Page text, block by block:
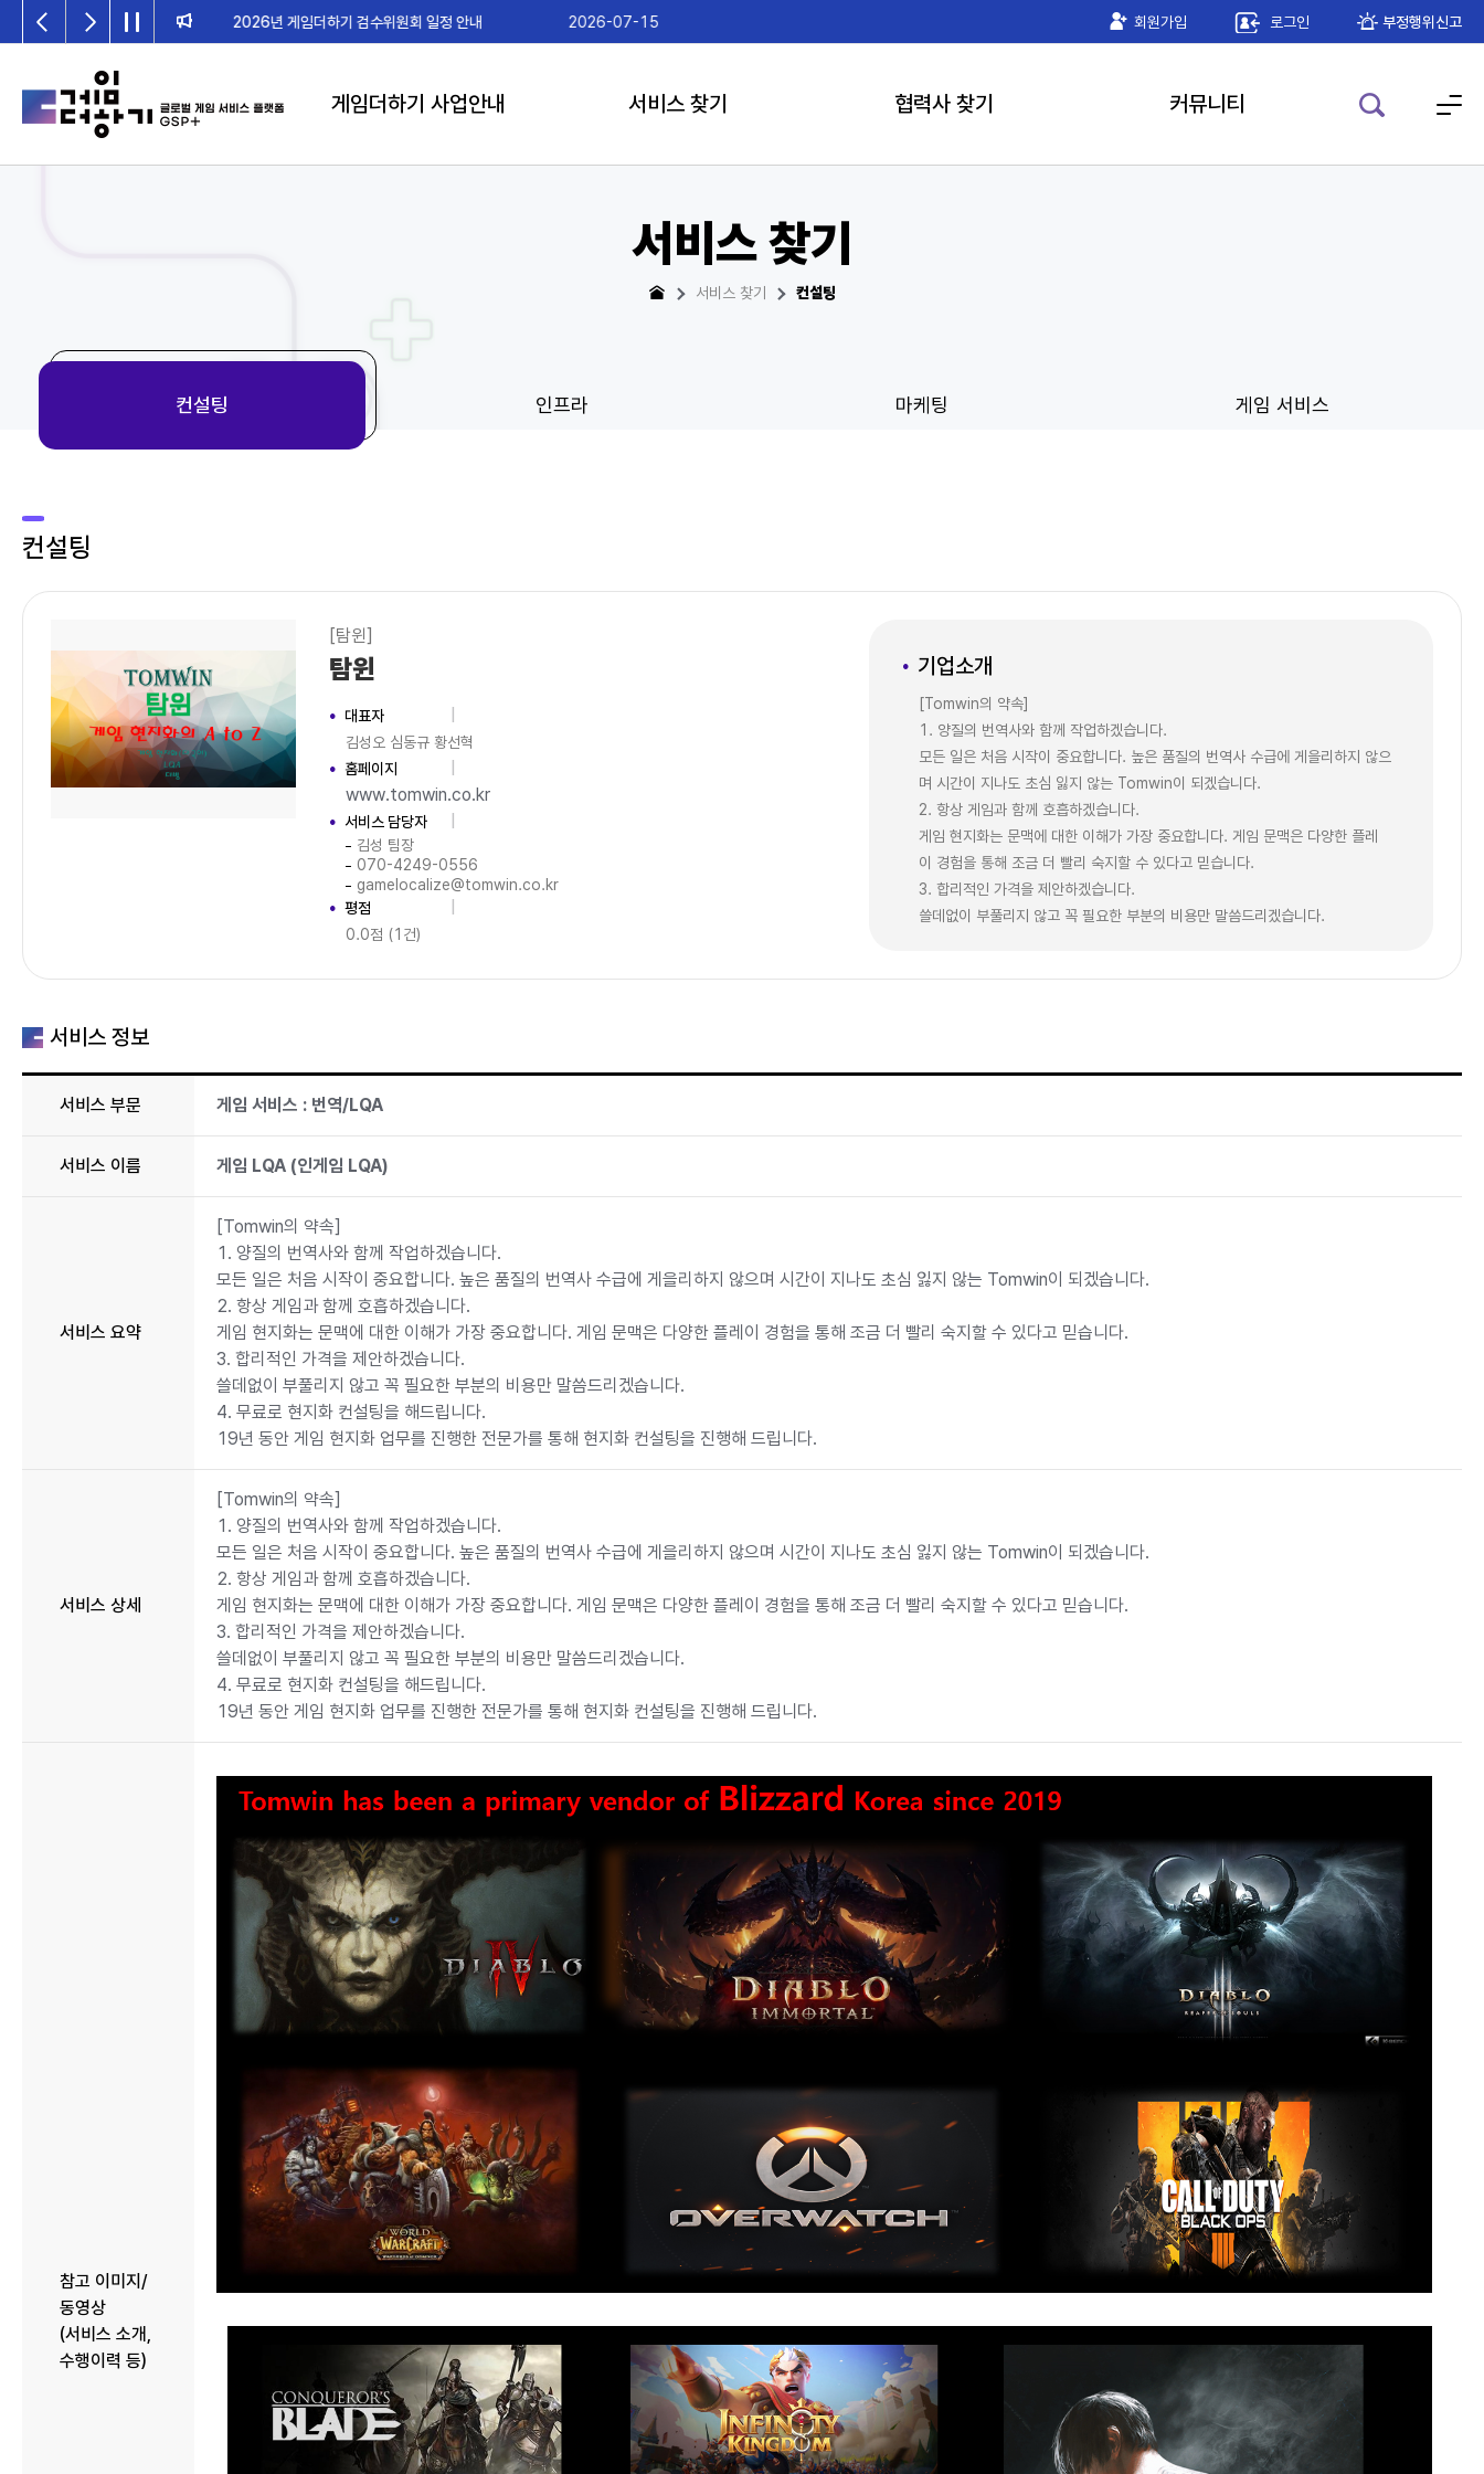
2026년 게임더하기 검수위원회 일정 안내 2026-07-15 게임더하기 공인인증 모듈 안내 2026-05-22
회원가입 로그인 부정행위신고
게임더하기 사업안내 서비스 찾기 협력사 찾기 커뮤니티
서비스 찾기
서비스 찾기 컨설팅
컨설팅 인프라 마케팅 게임 서비스
컨설팅
[탐윈]
탐윈
대표자
김성오 심동규 황선혁
홈페이지
www.tomwin.co.kr
서비스 담당자
김성 팀장
070-4249-0556
gamelocalize@tomwin.co.kr
평점
0.0점 (1건)
기업소개
[Tomwin의 약속]
1. 양질의 번역사와 함께 작업하겠습니다.
모든 일은 처음 시작이 중요합니다. 높은 품질의 번역사 수급에 게을리하지 않으
며 시간이 지나도 초심 잃지 않는 Tomwin이 되겠습니다.
2. 항상 게임과 함께 호흡하겠습니다.
게임 현지화는 문맥에 대한 이해가 가장 중요합니다. 게임 문맥은 다양한 플레
이 경험을 통해 조금 더 빨리 숙지할 수 있다고 믿습니다.
3. 합리적인 가격을 제안하겠습니다.
쓸데없이 부풀리지 않고 꼭 필요한 부분의 비용만 말씀드리겠습니다.
서비스 정보
서비스 부문 게임 서비스 : 번역/LQA
서비스 이름 게임 LQA (인게임 LQA)
서비스 요약
[Tomwin의 약속]
1. 양질의 번역사와 함께 작업하겠습니다.
모든 일은 처음 시작이 중요합니다. 높은 품질의 번역사 수급에 게을리하지 않으며 시간이 지나도 초심 잃지 않는 Tomwin이 되겠습니다.
2. 항상 게임과 함께 호흡하겠습니다.
게임 현지화는 문맥에 대한 이해가 가장 중요합니다. 게임 문맥은 다양한 플레이 경험을 통해 조금 더 빨리 숙지할 수 있다고 믿습니다.
3. 합리적인 가격을 제안하겠습니다.
쓸데없이 부풀리지 않고 꼭 필요한 부분의 비용만 말씀드리겠습니다.
4. 무료로 현지화 컨설팅을 해드립니다.
19년 동안 게임 현지화 업무를 진행한 전문가를 통해 현지화 컨설팅을 진행해 드립니다.
서비스 상세
[Tomwin의 약속]
1. 양질의 번역사와 함께 작업하겠습니다.
모든 일은 처음 시작이 중요합니다. 높은 품질의 번역사 수급에 게을리하지 않으며 시간이 지나도 초심 잃지 않는 Tomwin이 되겠습니다.
2. 항상 게임과 함께 호흡하겠습니다.
게임 현지화는 문맥에 대한 이해가 가장 중요합니다. 게임 문맥은 다양한 플레이 경험을 통해 조금 더 빨리 숙지할 수 있다고 믿습니다.
3. 합리적인 가격을 제안하겠습니다.
쓸데없이 부풀리지 않고 꼭 필요한 부분의 비용만 말씀드리겠습니다.
4. 무료로 현지화 컨설팅을 해드립니다.
19년 동안 게임 현지화 업무를 진행한 전문가를 통해 현지화 컨설팅을 진행해 드립니다.
참고 이미지/
동영상
(서비스 소개,
수행이력 등)